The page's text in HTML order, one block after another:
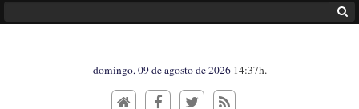
domingo, 09 de agosto de 2026 14:37h.